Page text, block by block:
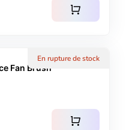
shopping_cart
En rupture de stock
Fan Brush
shopping_cart